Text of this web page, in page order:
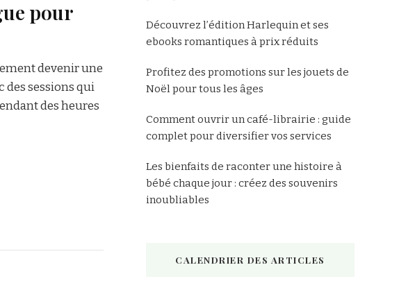
pour
devenir une
des sessions qui
des heures
Découvrez l’édition Harlequin et ses
ebooks romantiques à prix réduits
Profitez des promotions sur les jouets de
Noël pour tous les âges
Comment ouvrir un café-librairie : guide
complet pour diversifier vos services
Les bienfaits de raconter une histoire à
bébé chaque jour : créez des souvenirs
inoubliables
CALENDRIER DES ARTICLES